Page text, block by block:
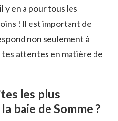
y en a pour tous les
! Il est important de
non seulement à
tes attentes en matière de
les plus
baie de Somme ?